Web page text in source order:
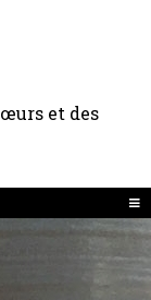
et des